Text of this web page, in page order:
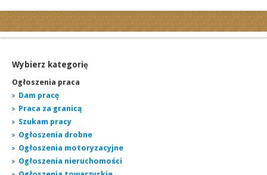
Ogłoszenia motoryzacyjne
Ogłoszenia nieruchomości
Ogłoszenia praca
Ogłoszenia turystyka
Ogłoszenia towarzyskie
Regiony
miasta...
Wybierz kategorię
Ogłoszenia praca
Dam pracę
Praca za granicą
Szukam pracy
Ogłoszenia drobne
Ogłoszenia motoryzacyjne
Ogłoszenia nieruchomości